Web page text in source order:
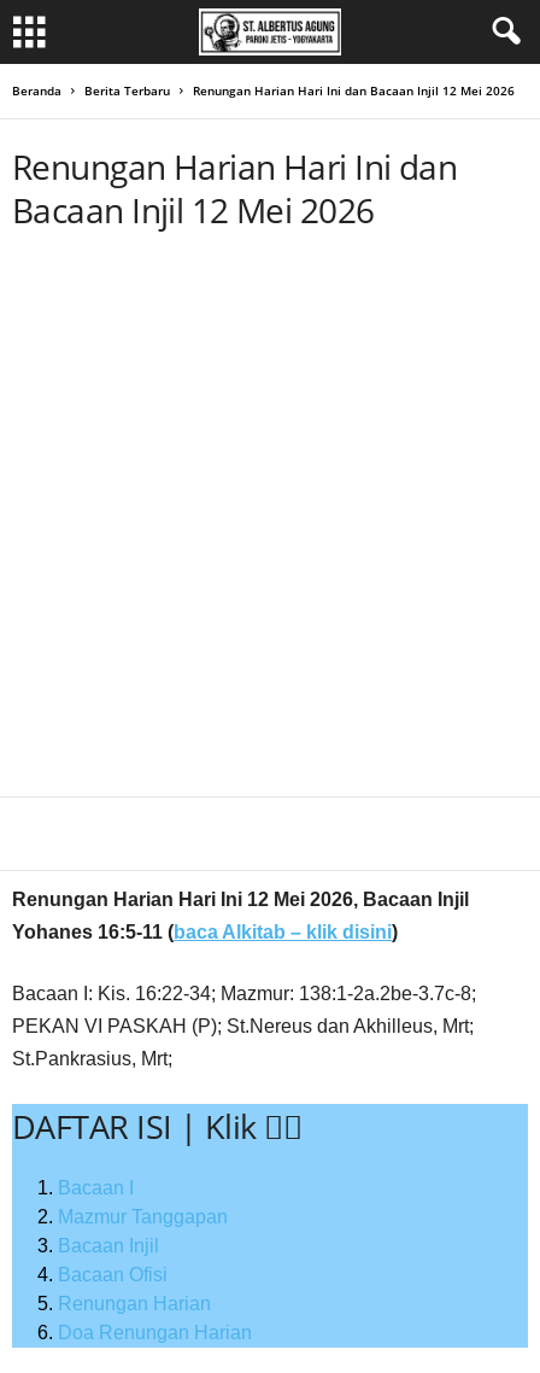
Beranda Berita Terbaru Renungan Harian Hari Ini dan Bacaan Injil 12 Mei 2026
Renungan Harian Hari Ini dan
Bacaan Injil 12 Mei 2026
Renungan Harian Hari Ini 12 Mei 2026, Bacaan Injil
Yohanes 16:5-11 (baca Alkitab – klik disini)
Bacaan I: Kis. 16:22-34; Mazmur: 138:1-2a.2be-3.7c-8;
PEKAN VI PASKAH (P); St.Nereus dan Akhilleus, Mrt;
St.Pankrasius, Mrt;
DAFTAR ISI | Klik 👇🏻
Bacaan I
Mazmur Tanggapan
Bacaan Injil
Bacaan Ofisi
Renungan Harian
Doa Renungan Harian